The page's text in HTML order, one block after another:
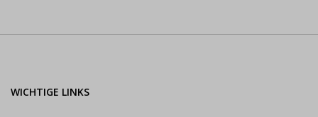
WICHTIGE LINKS